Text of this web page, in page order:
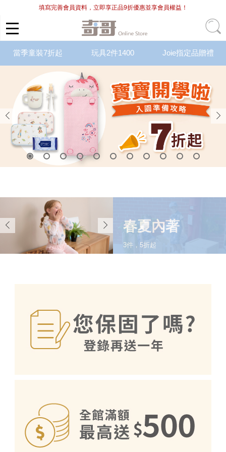
填寫完善會員資料，立即享正品9折優惠並享會員權益！
當季童裝7折起 玩具2件1400 Joie指定品贈禮
春夏內著
3件，5折起